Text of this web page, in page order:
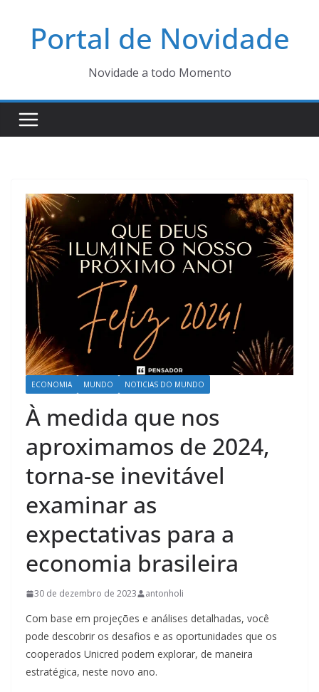
Portal de Novidade
Novidade a todo Momento
ECONOMIA MUNDO NOTICIAS DO MUNDO
À medida que nos
aproximamos de 2024,
torna-se inevitável
examinar as
expectativas para a
economia brasileira
30 de dezembro de 2023 antonholi
Com base em projeções e análises detalhadas, você
pode descobrir os desafios e as oportunidades que os
cooperados Unicred podem explorar, de maneira
estratégica, neste novo ano.